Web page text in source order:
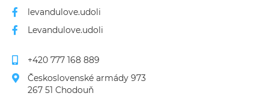
levandulove.udoli
Levandulove.udoli
+420 777 168 889
Československé armády 973
267 51 Chodouň